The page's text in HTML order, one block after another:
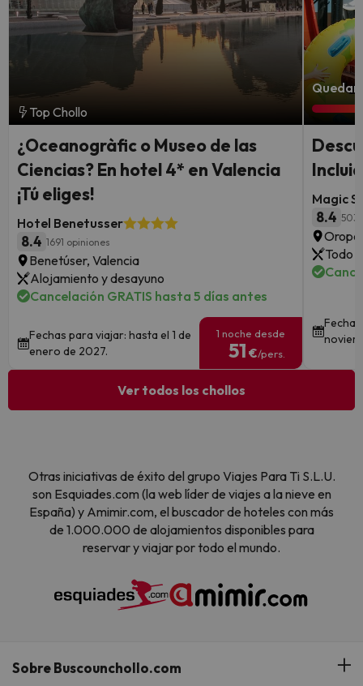
Top Chollo
¿Oceanogràfic o Museo de las
Ciencias? En hotel 4* en Valencia
¡Tú eliges!
Hotel Benetusser
8.4 1691 opiniones
Benetúser, Valencia
Alojamiento y desayuno
Cancelación GRATIS hasta 5 días antes
Fechas para viajar: hasta el 1 de
enero de 2027.
1 noche desde
51 €/pers.
Quedan
Magic
8.4 503
Todo
Ver todos los chollos
Otras iniciativas de éxito del grupo Viajes Para Ti S.L.U.
son Esquiades.com (la web líder de viajes a la nieve en
España) y Amimir.com, el buscador de hoteles con más
de 1.000.000 de alojamientos disponibles para
reservar y viajar por todo el mundo.
Sobre Buscounchollo.com